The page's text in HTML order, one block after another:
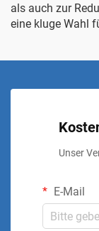
als auch zur
eine kluge Wahl
Unser
E-Mail